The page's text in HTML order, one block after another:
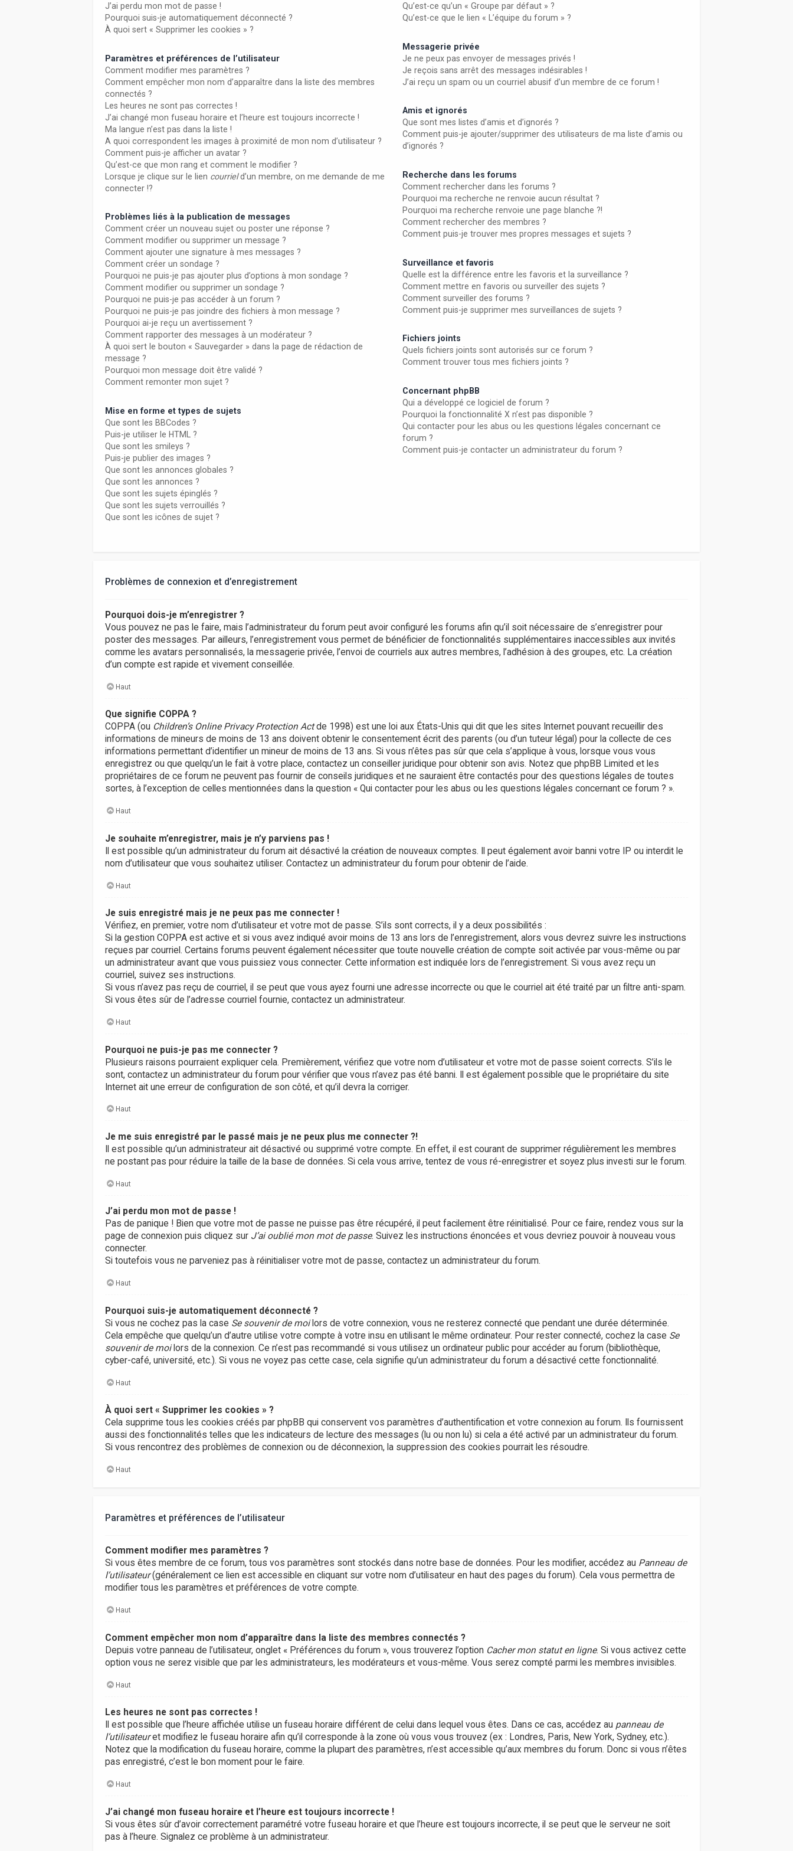
J’ai perdu mon mot de passe !
Pourquoi suis-je automatiquement déconnecté ?
À quoi sert « Supprimer les cookies » ?
Paramètres et préférences de l’utilisateur
Comment modifier mes paramètres ?
Comment empêcher mon nom d’apparaître dans la liste des membres
connectés ?
Les heures ne sont pas correctes !
J’ai changé mon fuseau horaire et l’heure est toujours incorrecte !
Ma langue n’est pas dans la liste !
A quoi correspondent les images à proximité de mon nom d’utilisateur ?
Comment puis-je afficher un avatar ?
Qu’est-ce que mon rang et comment le modifier ?
Lorsque je clique sur le lien courrield’un membre, on me demande de me
connecter !?
Problèmes liés à la publication de messages
Comment créer un nouveau sujet ou poster une réponse ?
Comment modifier ou supprimer un message ?
Comment ajouter une signature à mes messages ?
Comment créer un sondage ?
Pourquoi ne puis-je pas ajouter plus d’options à mon sondage ?
Comment modifier ou supprimer un sondage ?
Pourquoi ne puis-je pas accéder à un forum ?
Pourquoi ne puis-je pas joindre des fichiers à mon message ?
Pourquoi ai-je reçu un avertissement ?
Comment rapporter des messages à un modérateur ?
À quoi sert le bouton « Sauvegarder » dans la page de rédaction de
message ?
Pourquoi mon message doit être validé ?
Comment remonter mon sujet ?
Mise en forme et types de sujets
Que sont les BBCodes ?
Puis-je utiliser le HTML ?
Que sont les smileys ?
Puis-je publier des images ?
Que sont les annonces globales ?
Que sont les annonces ?
Que sont les sujets épinglés ?
Que sont les sujets verrouillés ?
Que sont les icônes de sujet ?
Qu’est-ce qu’un « Groupe par défaut » ?
Qu’est-ce que le lien « L’équipe du forum » ?
Messagerie privée
Je ne peux pas envoyer de messages privés !
Je reçois sans arrêt des messages indésirables !
J’ai reçu un spam ou un courriel abusif d’un membre de ce forum !
Amis et ignorés
Que sont mes listes d’amis et d’ignorés ?
Comment puis-je ajouter/supprimer des utilisateurs de ma liste d’amis ou
d’ignorés ?
Recherche dans les forums
Comment rechercher dans les forums ?
Pourquoi ma recherche ne renvoie aucun résultat ?
Pourquoi ma recherche renvoie une page blanche ?!
Comment rechercher des membres ?
Comment puis-je trouver mes propres messages et sujets ?
Surveillance et favoris
Quelle est la différence entre les favoris et la surveillance ?
Comment mettre en favoris ou surveiller des sujets ?
Comment surveiller des forums ?
Comment puis-je supprimer mes surveillances de sujets ?
Fichiers joints
Quels fichiers joints sont autorisés sur ce forum ?
Comment trouver tous mes fichiers joints ?
Concernant phpBB
Qui a développé ce logiciel de forum ?
Pourquoi la fonctionnalité X n’est pas disponible ?
Qui contacter pour les abus ou les questions légales concernant ce
forum ?
Comment puis-je contacter un administrateur du forum ?
Problèmes de connexion et d’enregistrement
Pourquoi dois-je m’enregistrer ?
Vous pouvez ne pas le faire, mais l’administrateur du forum peut avoir configuré les forums afin qu’il soit nécessaire de s’enregistrer pour
poster des messages. Par ailleurs, l’enregistrement vous permet de bénéficier de fonctionnalités supplémentaires inaccessibles aux invités
comme les avatars personnalisés, la messagerie privée, l’envoi de courriels aux autres membres, l’adhésion à des groupes, etc. La création
d’un compte est rapide et vivement conseillée.
Haut
Que signifie COPPA ?
COPPA (ou Children’s Online Privacy Protection Actde 1998) est une loi aux États-Unis qui dit que les sites Internet pouvant recueillir des
informations de mineurs de moins de 13 ans doivent obtenir le consentement écrit des parents (ou d’un tuteur légal) pour la collecte de ces
informations permettant d’identifier un mineur de moins de 13 ans. Si vous n’êtes pas sûr que cela s’applique à vous, lorsque vous vous
enregistrez ou que quelqu’un le fait à votre place, contactez un conseiller juridique pour obtenir son avis. Notez que phpBB Limited et les
propriétaires de ce forum ne peuvent pas fournir de conseils juridiques et ne sauraient être contactés pour des questions légales de toutes
sortes, à l’exception de celles mentionnées dans la question « Qui contacter pour les abus ou les questions légales concernant ce forum ? ».
Haut
Je souhaite m’enregistrer, mais je n’y parviens pas !
Il est possible qu’un administrateur du forum ait désactivé la création de nouveaux comptes. Il peut également avoir banni votre IP ou interdit le
nom d’utilisateur que vous souhaitez utiliser. Contactez un administrateur du forum pour obtenir de l’aide.
Haut
Je suis enregistré mais je ne peux pas me connecter !
Vérifiez, en premier, votre nom d’utilisateur et votre mot de passe. S’ils sont corrects, il y a deux possibilités :
Si la gestion COPPA est active et si vous avez indiqué avoir moins de 13 ans lors de l’enregistrement, alors vous devrez suivre les instructions
reçues par courriel. Certains forums peuvent également nécessiter que toute nouvelle création de compte soit activée par vous-même ou par
un administrateur avant que vous puissiez vous connecter. Cette information est indiquée lors de l’enregistrement. Si vous avez reçu un
courriel, suivez ses instructions.
Si vous n’avez pas reçu de courriel, il se peut que vous ayez fourni une adresse incorrecte ou que le courriel ait été traité par un filtre anti-spam.
Si vous êtes sûr de l’adresse courriel fournie, contactez un administrateur.
Haut
Pourquoi ne puis-je pas me connecter ?
Plusieurs raisons pourraient expliquer cela. Premièrement, vérifiez que votre nom d’utilisateur et votre mot de passe soient corrects. S’ils le
sont, contactez un administrateur du forum pour vérifier que vous n’avez pas été banni. Il est également possible que le propriétaire du site
Internet ait une erreur de configuration de son côté, et qu’il devra la corriger.
Haut
Je me suis enregistré par le passé mais je ne peux plus me connecter ?!
Il est possible qu’un administrateur ait désactivé ou supprimé votre compte. En effet, il est courant de supprimer régulièrement les membres
ne postant pas pour réduire la taille de la base de données. Si cela vous arrive, tentez de vous ré-enregistrer et soyez plus investi sur le forum.
Haut
J’ai perdu mon mot de passe !
Pas de panique ! Bien que votre mot de passe ne puisse pas être récupéré, il peut facilement être réinitialisé. Pour ce faire, rendez vous sur la
page de connexion puis cliquez sur J’ai oublié mon mot de passe. Suivez les instructions énoncées et vous devriez pouvoir à nouveau vous
connecter.
Si toutefois vous ne parveniez pas à réinitialiser votre mot de passe, contactez un administrateur du forum.
Haut
Pourquoi suis-je automatiquement déconnecté ?
Si vous ne cochez pas la case Se souvenir de moilors de votre connexion, vous ne resterez connecté que pendant une durée déterminée.
Cela empêche que quelqu’un d’autre utilise votre compte à votre insu en utilisant le même ordinateur. Pour rester connecté, cochez la case Se
souvenir de moilors de la connexion. Ce n’est pas recommandé si vous utilisez un ordinateur public pour accéder au forum (bibliothèque,
cyber-café, université, etc.). Si vous ne voyez pas cette case, cela signifie qu’un administrateur du forum a désactivé cette fonctionnalité.
Haut
À quoi sert « Supprimer les cookies » ?
Cela supprime tous les cookies créés par phpBB qui conservent vos paramètres d’authentification et votre connexion au forum. Ils fournissent
aussi des fonctionnalités telles que les indicateurs de lecture des messages (lu ou non lu) si cela a été activé par un administrateur du forum.
Si vous rencontrez des problèmes de connexion ou de déconnexion, la suppression des cookies pourrait les résoudre.
Haut
Paramètres et préférences de l’utilisateur
Comment modifier mes paramètres ?
Si vous êtes membre de ce forum, tous vos paramètres sont stockés dans notre base de données. Pour les modifier, accédez au Panneau de
l’utilisateur(généralement ce lien est accessible en cliquant sur votre nom d’utilisateur en haut des pages du forum). Cela vous permettra de
modifier tous les paramètres et préférences de votre compte.
Haut
Comment empêcher mon nom d’apparaître dans la liste des membres connectés ?
Depuis votre panneau de l’utilisateur, onglet « Préférences du forum », vous trouverez l’option Cacher mon statut en ligne. Si vous activez cette
option vous ne serez visible que par les administrateurs, les modérateurs et vous-même. Vous serez compté parmi les membres invisibles.
Haut
Les heures ne sont pas correctes !
Il est possible que l’heure affichée utilise un fuseau horaire différent de celui dans lequel vous êtes. Dans ce cas, accédez au panneau de
l’utilisateuret modifiez le fuseau horaire afin qu’il corresponde à la zone où vous vous trouvez (ex : Londres, Paris, New York, Sydney, etc.).
Notez que la modification du fuseau horaire, comme la plupart des paramètres, n’est accessible qu’aux membres du forum. Donc si vous n’êtes
pas enregistré, c’est le bon moment pour le faire.
Haut
J’ai changé mon fuseau horaire et l’heure est toujours incorrecte !
Si vous êtes sûr d’avoir correctement paramétré votre fuseau horaire et que l’heure est toujours incorrecte, il se peut que le serveur ne soit
pas à l’heure. Signalez ce problème à un administrateur.